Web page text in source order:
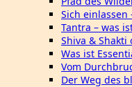
Sich einlassen
Tantra – was
Shiva &
Was ist
Vom
Der Weg des